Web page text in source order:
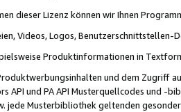
dieser Lizenz können wir Ihnen
Videos, Logos, Benutzerschnittstellen-
Produktinformationen in
und dem Zugriff
API und PA API Musterquellcodes und
jede Musterbibliothek geltenden